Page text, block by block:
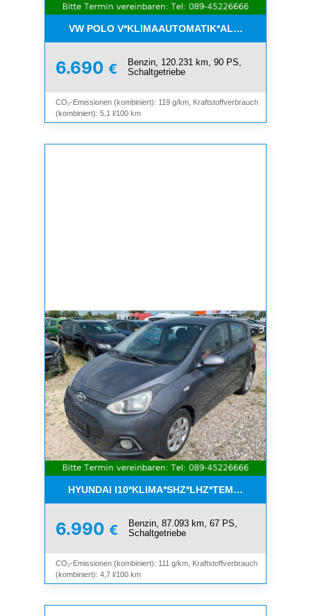
VW POLO
6.690 €
Benzin, 120.231 km, 90 PS,
Schaltgetriebe
CO₂-Emissionen (kombiniert): 119 g/km, Kraftstoffverbrauch
(kombiniert): 5,1 l/100 km
HYUNDAI
6.990 €
Benzin, 87.093 km, 67 PS,
Schaltgetriebe
CO₂-Emissionen (kombiniert): 111 g/km, Kraftstoffverbrauch
(kombiniert): 4,7 l/100 km